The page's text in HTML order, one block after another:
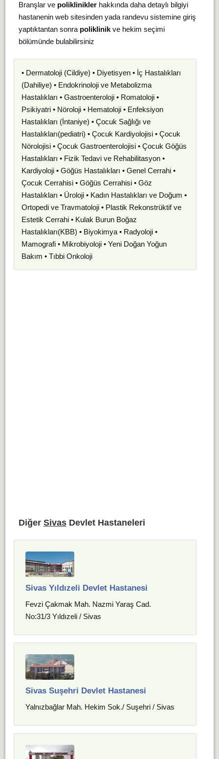
Branşlar ve polikliniklerhakkında daha detaylı bilgiyi
hastanenin web sitesinden yada randevu sistemine giriş
yaptıktantan sonra poliklinikve hekim seçimi
bölümünde bulabilirsiniz
• Dermatoloji (Cildiye) • Diyetisyen • İç Hastalıkları
(Dahiliye) • Endokrinoloji ve Metabolizma
Hastalıkları • Gastroenteroloji • Romatoloji •
Psikiyatri • Nöroloji • Hematoloji • Enfeksiyon
Hastalıkları (İntaniye) • Çocuk Sağlığı ve
Hastalıkları(pediatri) • Çocuk Kardiyolojisi • Çocuk
Nörolojisi • Çocuk Gastroenterolojisi • Çocuk Göğüs
Hastalıkları • Fizik Tedavi ve Rehabilitasyon •
Kardiyoloji • Göğüs Hastalıkları • Genel Cerrahi •
Çocuk Cerrahisi • Göğüs Cerrahisi • Göz
Hastalıkları • Üroloji • Kadın Hastalıkları ve Doğum •
Ortopedi ve Travmatoloji • Plastik Rekonstrüktif ve
Estetik Cerrahi • Kulak Burun Boğaz
Hastalıkları(KBB) • Biyokimya • Radyoloji •
Mamografi • Mikrobiyoloji • Yeni Doğan Yoğun
Bakım • Tıbbi Onkoloji
Diğer SivasDevlet Hastaneleri
Sivas Yıldızeli Devlet Hastanesi
Fevzi Çakmak Mah. Nazmi Yaraş Cad.
No:31/3 Yıldızeli / Sivas
Sivas Suşehri Devlet Hastanesi
Yalnızbağlar Mah. Hekim Sok./ Suşehri / Sivas